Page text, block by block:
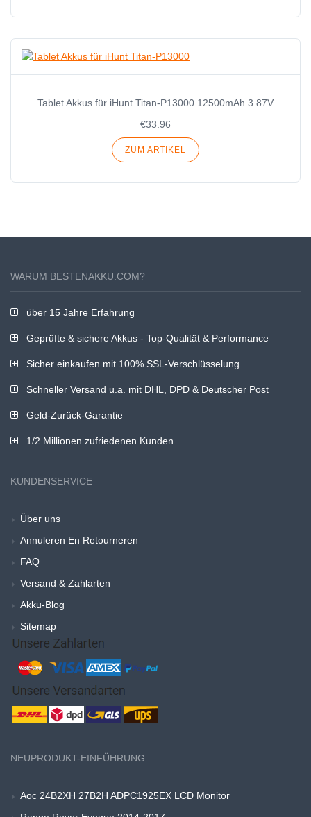
Tablet Akkus für iHunt Titan-P13000 12500mAh 3.87V
€33.96
ZUM ARTIKEL
WARUM BESTENAKKU.COM?
über 15 Jahre Erfahrung
Geprüfte & sichere Akkus - Top-Qualität & Performance
Sicher einkaufen mit 100% SSL-Verschlüsselung
Schneller Versand u.a. mit DHL, DPD & Deutscher Post
Geld-Zurück-Garantie
1/2 Millionen zufriedenen Kunden
KUNDENSERVICE
Über uns
Annuleren En Retourneren
FAQ
Versand & Zahlarten
Akku-Blog
Sitemap
NEUPRODUKT-EINFÜHRUNG
Aoc 24B2XH 27B2H ADPC1925EX LCD Monitor